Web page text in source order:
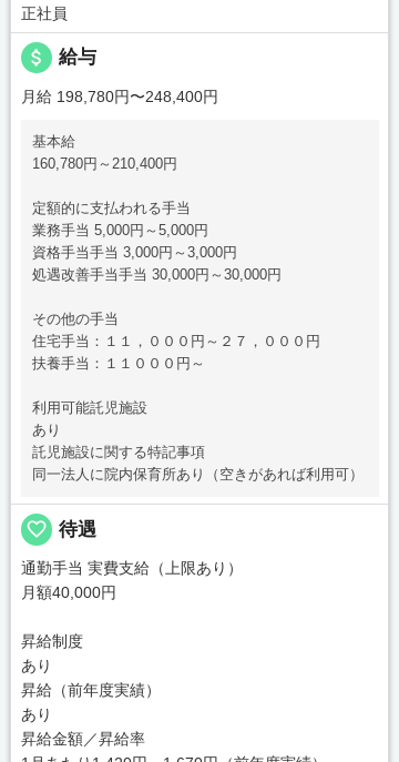
正社員
attach_money 給与
月給 198,780円〜248,400円
基本給
160,780円～210,400円
定額的に支払われる手当
業務手当 5,000円～5,000円
資格手当手当 3,000円～3,000円
処遇改善手当手当 30,000円～30,000円
その他の手当
住宅手当：１１，０００円～２７，０００円
扶養手当：１１０００円～
利用可能託児施設
あり
託児施設に関する特記事項
同一法人に院内保育所あり（空きがあれば利用可）
favorite_border 待遇
通勤手当 実費支給（上限あり）
月額40,000円
昇給制度
あり
昇給（前年度実績）
あり
昇給金額／昇給率